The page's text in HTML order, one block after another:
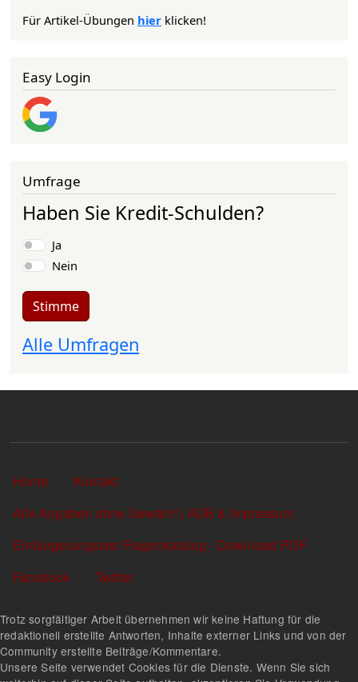
Für Artikel-Übungen hier klicken!
Easy Login
Umfrage
Haben Sie Kredit-Schulden?
Auswahlmöglichkeiten
Ja
Nein
Stimme
Alle Umfragen
Sekundärlinks
Home
Kontakt
Alle Angaben ohne Gewähr! | AGB & Impressum
Einbürgerungstest Fragenkatalog - Download PDF
Facebook
Twitter
Trotz sorgfältiger Arbeit übernehmen wir keine Haftung für die
redaktionell erstellte Antworten, Inhalte externer Links und von der
Community erstellte Beiträge/Kommentare.
Unsere Seite verwendet Cookies für die Dienste. Wenn Sie sich